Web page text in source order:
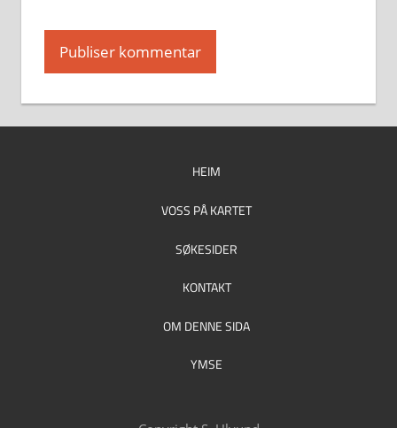
HEIM
VOSS PÅ KARTET
SØKESIDER
KONTAKT
OM DENNE SIDA
YMSE